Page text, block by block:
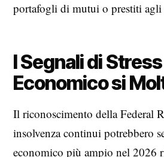
portafogli di mutui o prestiti agli
I Segnali di Stress
Economico si
Il riconoscimento della Federal
insolvenza continui potrebbero
economico più ampio nel 2026